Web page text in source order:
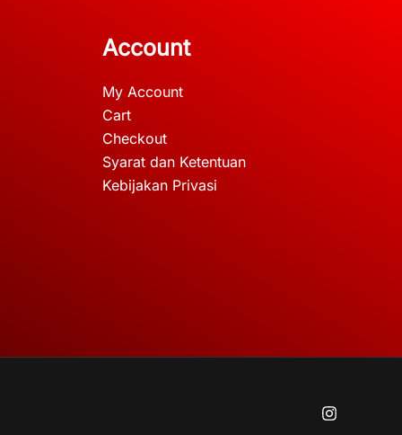
Account
My Account
Cart
Checkout
Syarat dan Ketentuan
Kebijakan Privasi